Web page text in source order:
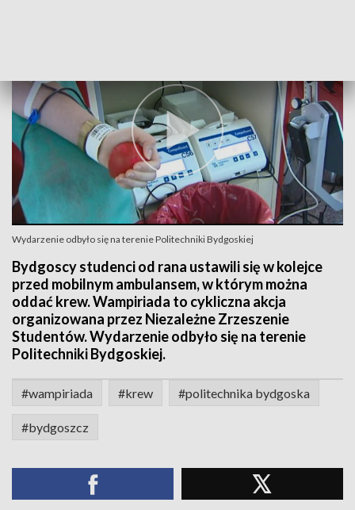
Wydarzenie odbyło się na terenie Politechniki Bydgoskiej
Bydgoscy studenci od rana ustawili się w kolejce
przed mobilnym ambulansem, w którym można
oddać krew. Wampiriada to cykliczna akcja
organizowana przez Niezależne Zrzeszenie
Studentów. Wydarzenie odbyło się na terenie
Politechniki Bydgoskiej.
#wampiriada #krew #politechnika bydgoska
#bydgoszcz